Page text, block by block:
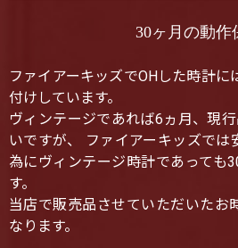
30ヶ月の動作
ファイアーキッズでOHした時計
付けしています。
ヴィンテージであれば6ヵ月、現
いですが、 ファイアーキッズでは
為にヴィンテージ時計であっても
す。
当店で販売品させていただいたお
なります。